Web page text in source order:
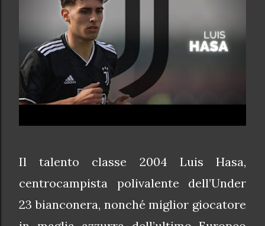
Il talento classe 2004 Luis Hasa,
centrocampista polivalente dell’Under
23 bianconera, nonché miglior giocatore